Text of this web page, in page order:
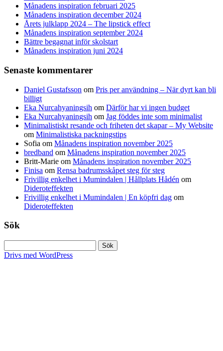
Månadens inspiration februari 2025
Månadens inspiration december 2024
Årets julklapp 2024 – The lipstick effect
Månadens inspiration september 2024
Bättre begagnat inför skolstart
Månadens inspiration juni 2024
Senaste kommentarer
Daniel Gustafsson om Pris per användning – När dyrt kan bli
billigt
Eka Nurcahyaningsih om Därför har vi ingen budget
Eka Nurcahyaningsih om Jag föddes inte som minimalist
Minimalistiskt resande och friheten det skapar – My Website
om Minimalistiska packningstips
Sofia om Månadens inspiration november 2025
bredband om Månadens inspiration november 2025
Britt-Marie om Månadens inspiration november 2025
Finisa om Rensa badrumsskåpet steg för steg
Frivillig enkelhet i Mumindalen | Hållplats Hådén om
Dideroteffekten
Frivillig enkelhet i Mumindalen | En köpfri dag om
Dideroteffekten
Sök
efter:
Drivs med WordPress